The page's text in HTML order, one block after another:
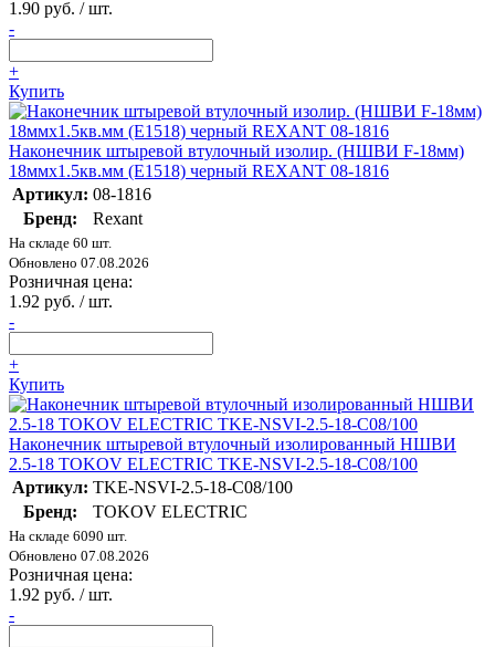
1.90 руб. / шт.
-
+
Купить
Наконечник штыревой втулочный изолир. (НШВИ F-18мм)
18ммх1.5кв.мм (E1518) черный REXANT 08-1816
Артикул: 08-1816
Бренд:
Rexant
На складе 60 шт.
Обновлено 07.08.2026
Розничная цена:
1.92 руб. / шт.
-
+
Купить
Наконечник штыревой втулочный изолированный НШВИ
2.5-18 TOKOV ELECTRIC TKE-NSVI-2.5-18-C08/100
Артикул: TKE-NSVI-2.5-18-C08/100
Бренд:
TOKOV ELECTRIC
На складе 6090 шт.
Обновлено 07.08.2026
Розничная цена:
1.92 руб. / шт.
-